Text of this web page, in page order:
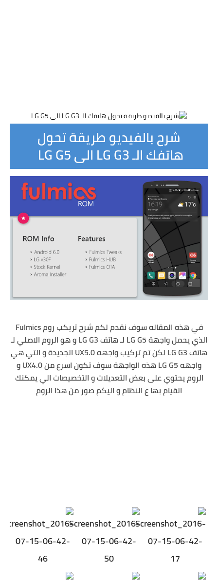
شرح بالفيديو طريقة تحول
هاتفك الـ LG G3 الى LG G5
في هذه المقاله سوف نقدم لكم شرح تريكب روم Fulmics
الذي يحمل واجهة LG G5 لـ هاتف LG G3 و هو الروم الاصلي لـ
هاتف LG G3 لكن تم تركيب واجهه UX5.0 الجديدة و التي هي
واجهه LG G5 هذه الواجهة سوف تكون اسرع من UX4.0 و
الروم يحتوي على بعض التعديلات و التخصيصات الي يمكنك
القيام بها ع النظام و اليكم صور من هذا الروم